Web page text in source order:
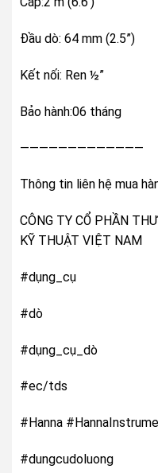
Đầu dò: 64 mm (2.5”)
Kết nối: Ren ½”
Bảo hành:06 tháng
—————————————
Thông tin liên hệ mua
CÔNG TY CỔ PHẦN
KỸ THUẬT VIỆT NAM
#dụng_cụ
#dò
#dụng_cụ_dò
#ec/tds
#Hanna
#dungcudoluong